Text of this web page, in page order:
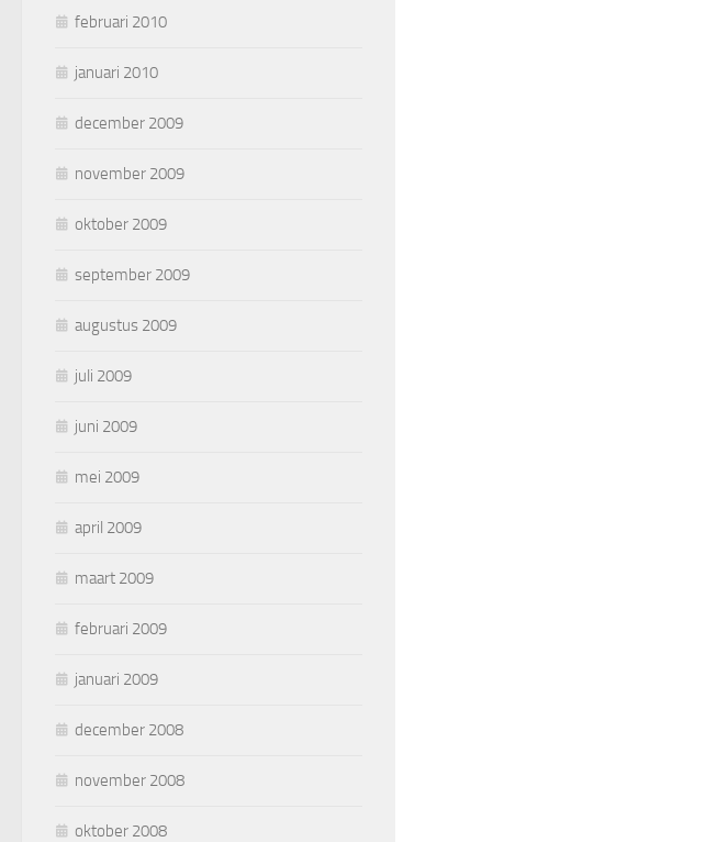
februari 2010
januari 2010
december 2009
november 2009
oktober 2009
september 2009
augustus 2009
juli 2009
juni 2009
mei 2009
april 2009
maart 2009
februari 2009
januari 2009
december 2008
november 2008
oktober 2008